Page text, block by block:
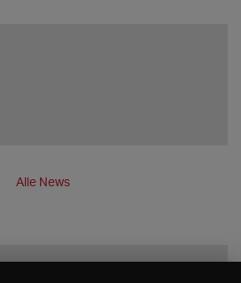
Alle News